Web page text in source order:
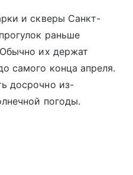
и скверы Санкт-
раньше
их держат
самого конца апреля.
досрочно из-
погоды.